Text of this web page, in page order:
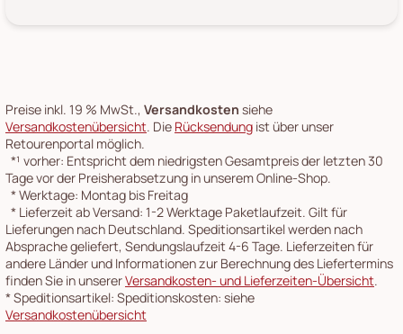
Preise inkl. 19 % MwSt., Versandkosten siehe
Versandkostenübersicht. Die Rücksendung ist über unser
Retourenportal möglich.
*¹ vorher: Entspricht dem niedrigsten Gesamtpreis der letzten 30
Tage vor der Preisherabsetzung in unserem Online-Shop.
*Werktage: Montag bis Freitag
* Lieferzeit ab Versand: 1-2 Werktage Paketlaufzeit. Gilt für
Lieferungen nach Deutschland. Speditionsartikel werden nach
Absprache geliefert, Sendungslaufzeit 4-6 Tage. Lieferzeiten für
andere Länder und Informationen zur Berechnung des Liefertermins
finden Sie in unsererVersandkosten- und Lieferzeiten-Übersicht.
*Speditionsartikel: Speditionskosten: siehe
Versandkostenübersicht